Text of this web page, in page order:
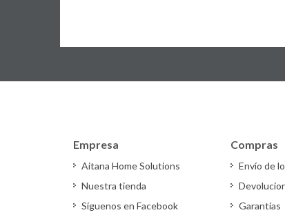
Empresa
Aitana Home Solutions
Nuestra tienda
Síguenos en Facebook
Compras
Envío de
Garantías